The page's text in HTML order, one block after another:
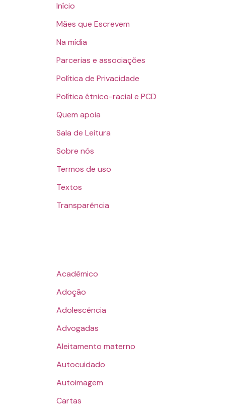
Início
Mães que Escrevem
Na mídia
Parcerias e associações
Política de Privacidade
Política étnico-racial e PCD
Quem apoia
Sala de Leitura
Sobre nós
Termos de uso
Textos
Transparência
Acadêmico
Adoção
Adolescência
Advogadas
Aleitamento materno
Autocuidado
Autoimagem
Cartas